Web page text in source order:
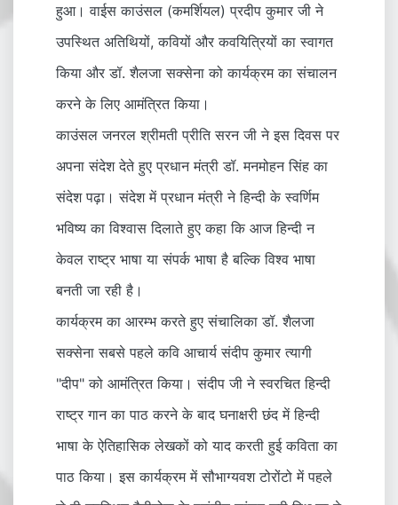
हुआ। वाईस काउंसल (कमर्शियल) प्रदीप कुमार जी ने
उपस्थित अतिथियों, कवियों और कवयित्रियों का स्वागत
किया और डॉ. शैलजा सक्सेना को कार्यक्रम का संचालन
करने के लिए आमंत्रित किया।
काउंसल जनरल श्रीमती प्रीति सरन जी ने इस दिवस पर
अपना संदेश देते हुए प्रधान मंत्री डॉ. मनमोहन सिंह का
संदेश पढ़ा। संदेश में प्रधान मंत्री ने हिन्दी के स्वर्णिम
भविष्य का विश्वास दिलाते हुए कहा कि आज हिन्दी न
केवल राष्ट्र भाषा या संपर्क भाषा है बल्कि विश्व भाषा
बनती जा रही है।
कार्यक्रम का आरम्भ करते हुए संचालिका डॉ. शैलजा
सक्सेना सबसे पहले कवि आचार्य संदीप कुमार त्यागी
"दीप" को आमंत्रित किया। संदीप जी ने स्वरचित हिन्दी
राष्ट्र गान का पाठ करने के बाद घनाक्षरी छंद में हिन्दी
भाषा के ऐतिहासिक लेखकों को याद करती हुई कविता का
पाठ किया। इस कार्यक्रम में सौभाग्यवश टोरोंटो में पहले